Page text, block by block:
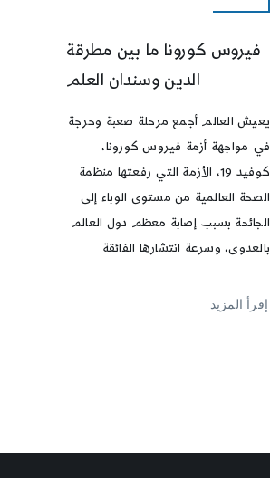
فيروس كورونا ما بين مطرقة
الدين وسندان العلم
يعيش العالم أجمع مرحلة صعبة وحرجة
في مواجهة أزمة فيروس كورونا،
كوفيد 19، الأزمة التي رفعتها منظمة
الصحة العالمية من مستوى الوباء إلى
الجائحة بسبب إصابة معظم دول العالم
بالعدوى، وسرعة انتشارها الفائقة
إقرأ المزيد